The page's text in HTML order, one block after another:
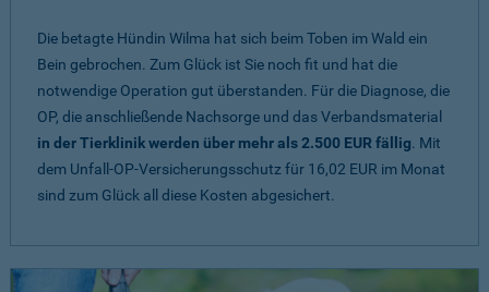
Die betagte Hündin Wilma hat sich beim Toben im Wald ein
Bein gebrochen. Zum Glück ist Sie noch fit und hat die
notwendige Operation gut überstanden. Für die Diagnose, die
OP, die anschließende Nachsorge und das Verbandsmaterial
in der Tierklinik werden über mehr als 2.500 EUR fällig. Mit
dem Unfall-OP-Versicherungsschutz für 16,02 EUR im Monat
sind zum Glück all diese Kosten abgesichert.